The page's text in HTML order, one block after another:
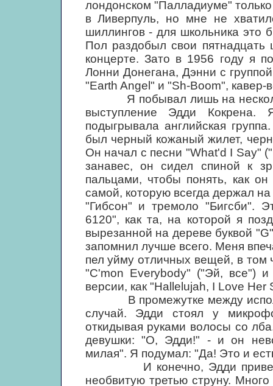
лондонском "Палладиуме"
в Ливерпуль, но мне не
шиллингов - для школьника это
Пол раздобыл свои
концерте. Зато в 1956 году я
Лонни Донегана, Дэнни с
"Earth Angel" и "Sh-Boom",
Я побывал лишь на
выступление Эдди
подыгрывала английская
был черный кожаный жилет,
Он начал с песни "What'd I Say"
занавес, он сидел спиной к
пальцами, чтобы понять, как
самой, которую всегда держал
"Гибсон" и тремоло "Бигсби".
6120", как та, на которой я
вырезанной на дереве буквой
запомнил лучше всего. Меня
пел уйму отличных вещей, в том
"C'mon Everybody" ("Эй, все")
версии, как "Hallelujah, I Love
В промежутке между
случай. Эдди стоял у
откидывая руками волосы со
девушки: "О, Эдди!" - и он
милая". Я подумал: "Да! Это и
И конечно, Эдди привез с
необвитую третью струну.